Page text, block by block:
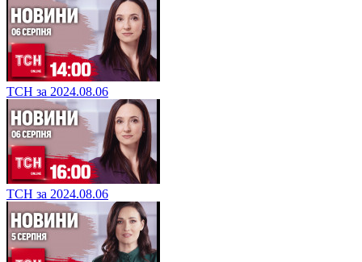
ТСН за 2024.08.06
ТСН за 2024.08.06